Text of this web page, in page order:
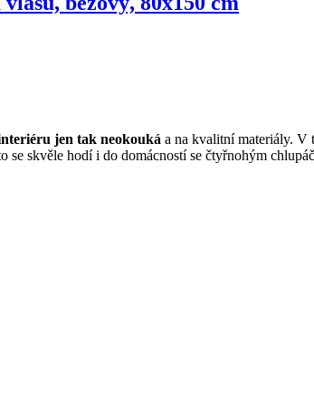
jen tak neokouká a na kvalitní materiály. V
se skvěle hodí i do domácností se čtyřnohým